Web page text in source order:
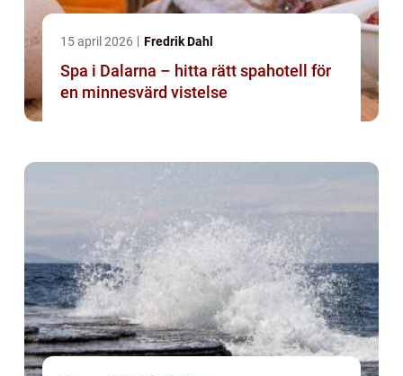
15 april 2026 Fredrik Dahl
Spa i Dalarna – hitta rätt spahotell för
en minnesvärd vistelse